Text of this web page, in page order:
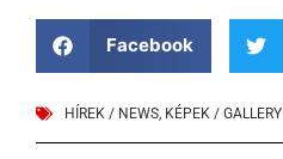
Facebook
HÍREK / NEWS KÉPEK / GALLERY